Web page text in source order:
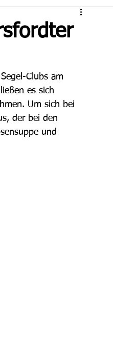
Clubs am
es sich
Um sich bei
der bei den
und